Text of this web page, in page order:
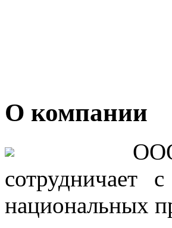
О компании
сотрудничает
национальных